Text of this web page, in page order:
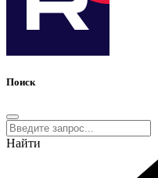
Поиск
Найти